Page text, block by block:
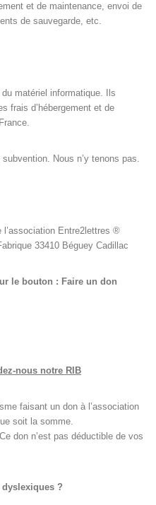
et de maintenance, envoi de
de sauvegarde, etc.
matériel informatique. Ils
frais d’hébergement et de
Nous n’y tenons pas.
l’association Entre2lettres ®
33410 Béguey Cadillac
le bouton : Faire un don
nous notre RIB
faisant un don à l’association
soit la somme.
don n’est pas déductible de vos
?